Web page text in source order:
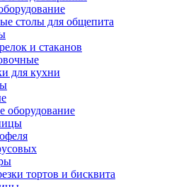
столы для общепита
и стаканов
для кухни
оборудование
тортов и бисквита